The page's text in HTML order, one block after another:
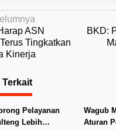
ASN
Tingkatkan
Kinerja
BKD:
Terkait
Pelayanan
Lebih
Wagub
Aturan